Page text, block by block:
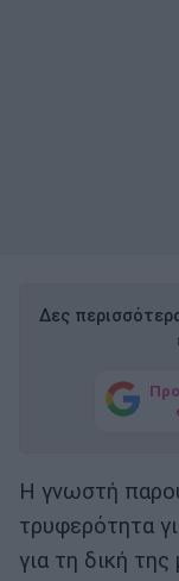
Δες
Η γνωστή
τρυφερότητα
για τη δική